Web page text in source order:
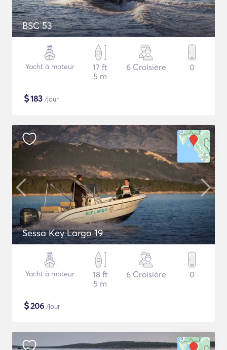
BSC 53
Yacht à moteur
17 ft
5 m
6 Croisière 0
$183 /jour
Sessa Key Largo 19
Yacht à moteur
18 ft
5 m
6 Croisière 0
$206 /jour